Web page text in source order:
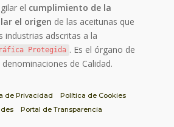
el cumplimiento de la
el origen de las aceitunas que
industrias adscritas a la
Protegida . Es el órgano de
de Calidad.
de Privacidad
Política de Cookies
Portal de Transparencia